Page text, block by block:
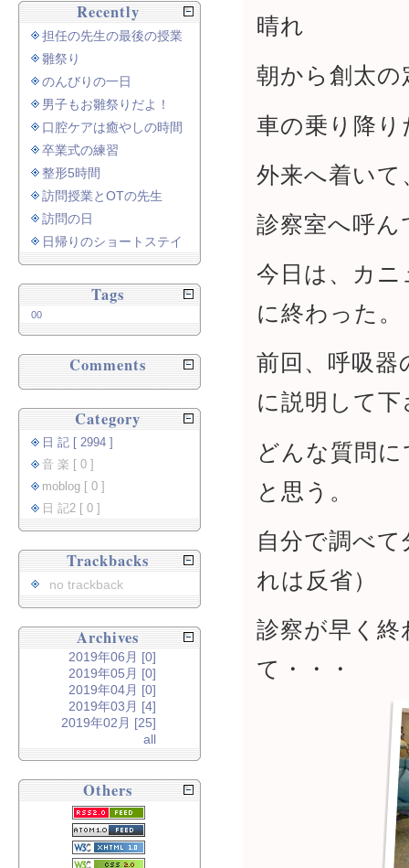
晴れ
朝から創太の
車の乗り降
外来へ着い
診察室へ呼ん
今日は、カ
に終わった。
前回、呼吸器
に説明して
どんな質問
と思う。
自分で調べ
れは反省）
診察が早く
て・・・
Recently
担任の先生の最後の授業
雛祭り
のんびりの一日
男子もお雛祭りだよ！
口腔ケアは癒やしの時間
卒業式の練習
整形5時間
訪問授業とOTの先生
訪問の日
日帰りのショートステイ
Tags
00
Comments
Category
日 記 [ 2994 ]
音 楽 [ 0 ]
moblog [ 0 ]
日 記2 [ 0 ]
Trackbacks
no trackback
Archives
2019年06月 [0]
2019年05月 [0]
2019年04月 [0]
2019年03月 [4]
2019年02月 [25]
all
Others